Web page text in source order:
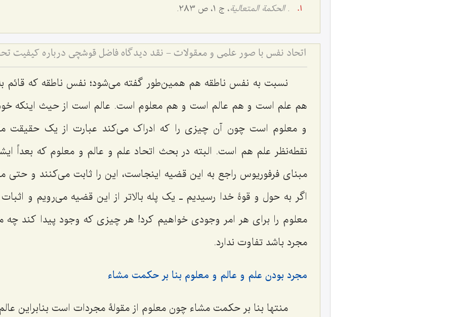
.الحکمة المتعالیة، ج 1، ص 283.
اتحاد نفس با صور علمی و معقولات - نقد دیدگاه فاضل قوشچی درباره
نسبت به نفس ناطقه هم همین‌طور گفته مى‌شود؛ نفس ناطقه که
هم علم است و هم عالم است و هم معلوم است. عالم‌ است از حیث اینکه
و معلوم است چون آن چیزى را که ادراک مى‌کند عبارت از یک حقیقت
نقطه‌نظر علم هم است. البته در بحث اتحاد علم و عالم و معلوم که بعداً
مبناى فرفوریوس راجع به این قضیه اینجاست، این را ثابت مى‌کنند و حتى ما
اگر به حول و قوۀ خدا رسیدیم ـ یک پله بالاتر از این قضیه مى‌رویم و
معلوم را براى هر امر وجودى خواهیم کرد! هر چیزی که وجود پیدا کند چه
مجرد باشد تفاوت ندارد.
مجرد بودن علم و عالم و معلوم بنا بر حکمت مشاء
منتها بنا بر حکمت مشاء چون معلوم از مقولۀ مجردات است بنابراین